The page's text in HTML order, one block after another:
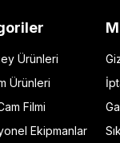
Ürünleri
Ürünleri
Filmi
Ekipmanlar